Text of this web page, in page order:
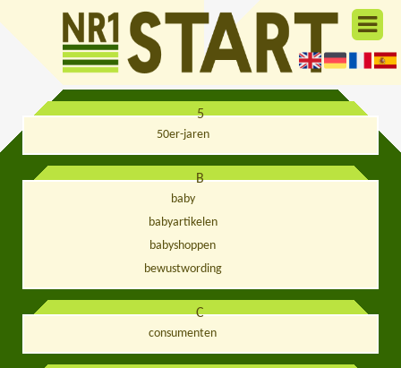
5
50er-jaren
B
baby
babyartikelen
babyshoppen
bewustwording
C
consumenten